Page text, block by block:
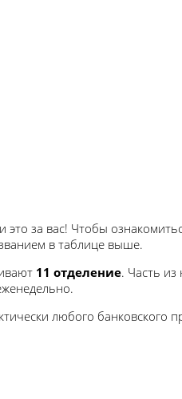
за вас! Чтобы
в таблице выше.
11 отделение. Часть из
любого банковского